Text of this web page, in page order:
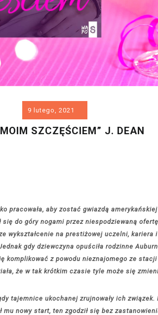
9 lutego, 2021
SZCZĘŚCIEM” J. DEAN
pracowała, aby zostać gwiazdą
do góry nogami przez niespodziewaną
wykształcenie na prestiżowej uczelni, kariera i
gdy dziewczyna opuściła rodzinne
komplikować z powodu nieznajomego ze stacji
że w tak krótkim czasie tyle może się
tajemnice ukochanej zrujnowały ich
mu nowy start, ten zgodził się bez